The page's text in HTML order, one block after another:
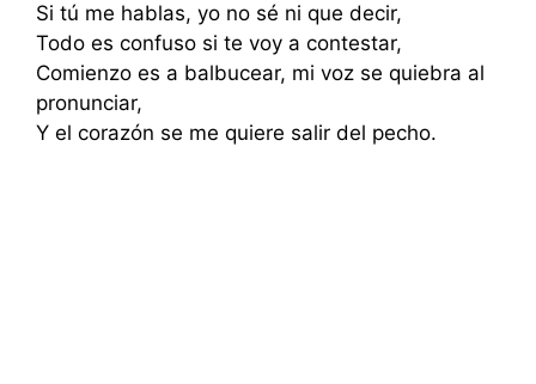
Si tú me hablas, yo no sé ni que decir,
Todo es confuso si te voy a contestar,
Comienzo es a balbucear, mi voz se quiebra al
pronunciar,
Y el corazón se me quiere salir del pecho.